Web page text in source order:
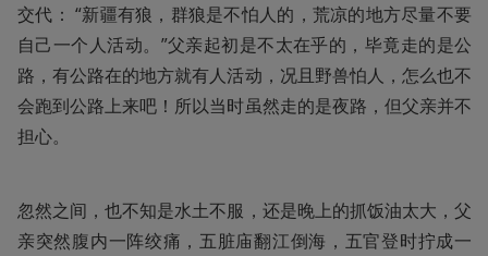
交代： “新疆有狼，群狼是不怕人的，荒凉的地方尽量不要
自己一个人活动。”父亲起初是不太在乎的，毕竟走的是公
路，有公路在的地方就有人活动，况且野兽怕人，怎么也不
会跑到公路上来吧！所以当时虽然走的是夜路，但父亲并不
担心。
忽然之间，也不知是水土不服，还是晚上的抓饭油太大，父
亲突然腹内一阵绞痛，五脏庙翻江倒海，五官登时拧成一